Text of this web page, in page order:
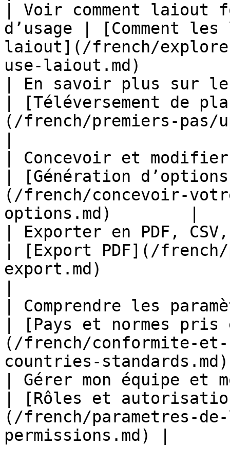
| Voir comment laiout
d’usage | [Comment
laiout](/french/
use-laiout.md)
| En savoir plus sur
| [Téléversement de
(/french/premiers-pas/
| Concevoir et
| [Génération d’options
(/french/concevoir-
options.md)        |
| Exporter en PDF,
| [Export PDF](/
export.md)
| Comprendre les
| [Pays et normes pris
(/french/conformite-et-
countries-
| Gérer mon équipe et
| [Rôles et
(/french/parametres-
permissions.md) |